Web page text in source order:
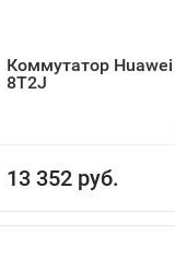
Коммутатор Huawei
8T2J
13 352 руб.